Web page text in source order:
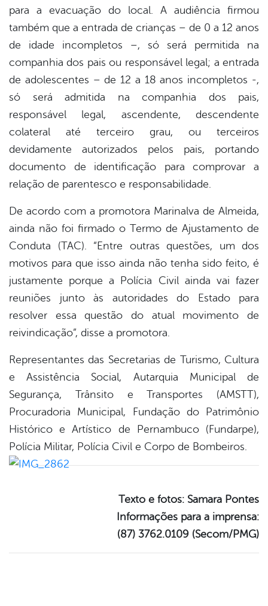
para a evacuação do local. A audiência firmou
também que a entrada de crianças – de 0 a 12 anos
de idade incompletos –, só será permitida na
companhia dos pais ou responsável legal; a entrada
de adolescentes – de 12 a 18 anos incompletos -,
só será admitida na companhia dos pais,
responsável legal, ascendente, descendente
colateral até terceiro grau, ou terceiros
devidamente autorizados pelos pais, portando
documento de identificação para comprovar a
relação de parentesco e responsabilidade.
De acordo com a promotora Marinalva de Almeida,
ainda não foi firmado o Termo de Ajustamento de
Conduta (TAC). “Entre outras questões, um dos
motivos para que isso ainda não tenha sido feito, é
justamente porque a Polícia Civil ainda vai fazer
reuniões junto às autoridades do Estado para
resolver essa questão do atual movimento de
reivindicação”, disse a promotora.
Representantes das Secretarias de Turismo, Cultura
e Assistência Social, Autarquia Municipal de
Segurança, Trânsito e Transportes (AMSTT),
Procuradoria Municipal, Fundação do Patrimônio
Histórico e Artístico de Pernambuco (Fundarpe),
Polícia Militar, Polícia Civil e Corpo de Bombeiros.
Texto e fotos: Samara Pontes
Informações para a imprensa:
(87) 3762.0109 (Secom/PMG)